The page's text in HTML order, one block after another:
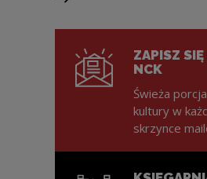
Następny slajd
ZAPISZ
NCK
Świeża
kultury w
skrzynce